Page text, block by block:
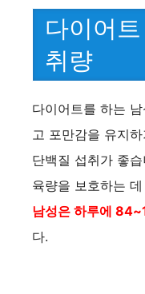
다이어
취량
다이어트를 하는
고 포만감을 유지
단백질 섭취가 좋
육량을 보호하는
남성은 하루에
다.